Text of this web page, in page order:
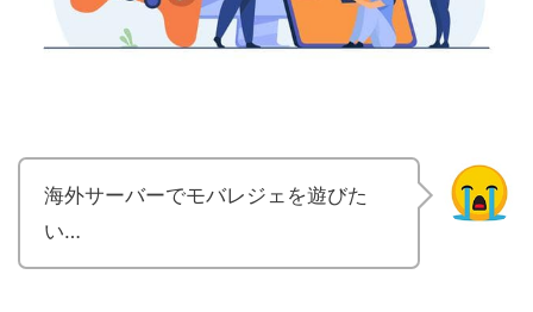
海外サーバーでモバレジェを遊びた
い…